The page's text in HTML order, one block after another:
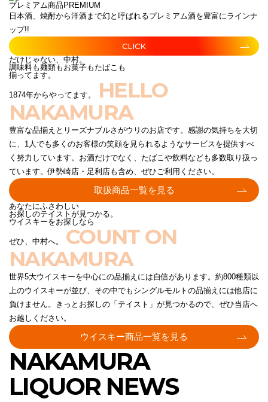
プレミアム商品 PREMIUM
日本酒、焼酎から洋酒まで幻と呼ばれるプレミアム酒を豊富にラインナ
ップ!!
CLICK
だけじゃない、中村。
調味料も麺類もお菓子もたばこも
揃ってます。
1874年からやってます。
HELLO
NAKAMURA
豊富な品揃えとリーズナブルさがウリのお店です。感謝の気持ちを大切
に、1人でも多くのお客様の笑顔を見られるようなサービスを提供すべ
く努力しています。お酒だけでなく、たばこや飲料なども多数取り扱っ
ています。伊勢崎店・足利店も含め、ぜひご利用ください。
取扱商品一覧を見る
あなたにふさわしい
お探しのテイストが見つかる。
ウイスキーをお探しなら
ぜひ、中村へ。 COUNT ON
NAKAMURA
世界5大ウイスキーを中心にの品揃えには自信があります。約800種類以
上のウイスキーが並び、その中でもシングルモルトの品揃えには他店に
負けません。きっとお探しの「テイスト」が見つかるので、ぜひ当店へ
お越しください。
ウイスキー商品一覧を見る
NAKAMURA
LIQUOR NEWS